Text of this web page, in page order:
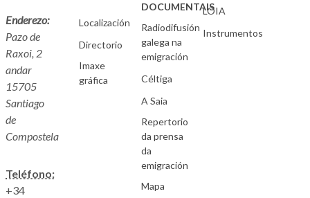
Enderezo:
Pazo de
Raxoi, 2
andar
15705
Santiago
de
Compostela
Teléfono:
+34
Localización
Directorio
Imaxe
gráfica
DOCUMENTAIS
Radiodifusión
galega na
emigración
Céltiga
A Saia
Repertorio
da prensa
da
emigración
Mapa
LOIA
Instrumentos